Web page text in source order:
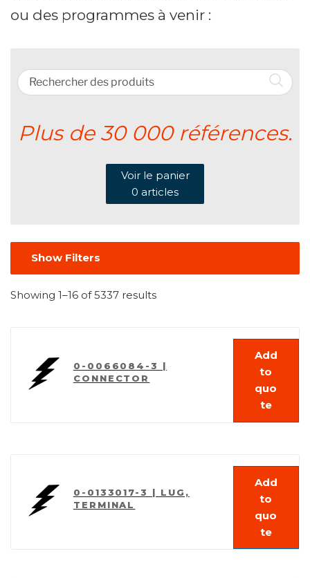
ou des programmes à venir :
Plus de 30 000 références.
Voir le panier
0 articles
Show Filters
Showing 1–16 of 5337 results
0-0066084-3 |
CONNECTOR
Add
to
quo
te
0-0133017-3 | LUG,
TERMINAL
Add
to
quo
te